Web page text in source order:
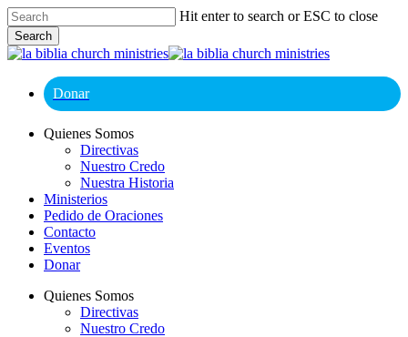
Skip
to
main
content
Hit enter to search or ESC to close
Search
Close
Donar
Menu
Quienes Somos
Directivas
Nuestro Credo
Nuestra Historia
Ministerios
Pedido de Oraciones
Contacto
Eventos
Donar
Quienes Somos
Directivas
Nuestro Credo